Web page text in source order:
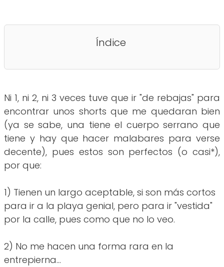
Índice
Ni 1, ni 2, ni 3 veces tuve que ir "de rebajas" para
encontrar unos shorts que me quedaran bien
(ya se sabe, una tiene el cuerpo serrano que
tiene y hay que hacer malabares para verse
decente), pues estos son perfectos (o casi*),
por que:
1) Tienen un largo aceptable, si son más cortos
para ir a la playa genial, pero para ir "vestida"
por la calle, pues como que no lo veo.
2) No me hacen una forma rara en la
entrepierna...